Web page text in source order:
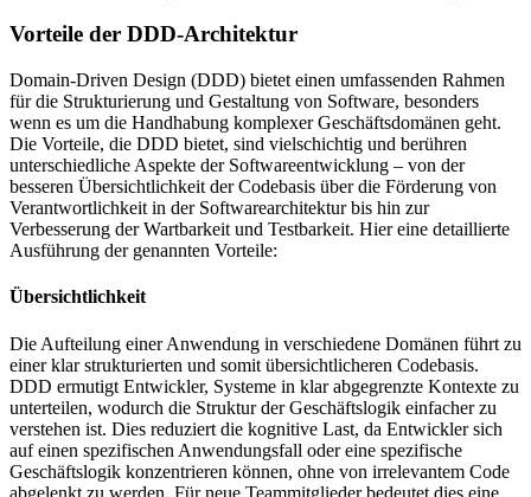
Vorteile der DDD-Architektur
Domain-Driven Design (DDD) bietet einen umfassenden Rahmen
für die Strukturierung und Gestaltung von Software, besonders
wenn es um die Handhabung komplexer Geschäftsdomänen geht.
Die Vorteile, die DDD bietet, sind vielschichtig und berühren
unterschiedliche Aspekte der Softwareentwicklung – von der
besseren Übersichtlichkeit der Codebasis über die Förderung von
Verantwortlichkeit in der Softwarearchitektur bis hin zur
Verbesserung der Wartbarkeit und Testbarkeit. Hier eine detaillierte
Ausführung der genannten Vorteile:
Übersichtlichkeit
Die Aufteilung einer Anwendung in verschiedene Domänen führt zu
einer klar strukturierten und somit übersichtlicheren Codebasis.
DDD ermutigt Entwickler, Systeme in klar abgegrenzte Kontexte zu
unterteilen, wodurch die Struktur der Geschäftslogik einfacher zu
verstehen ist. Dies reduziert die kognitive Last, da Entwickler sich
auf einen spezifischen Anwendungsfall oder eine spezifische
Geschäftslogik konzentrieren können, ohne von irrelevantem Code
abgelenkt zu werden. Für neue Teammitglieder bedeutet dies eine